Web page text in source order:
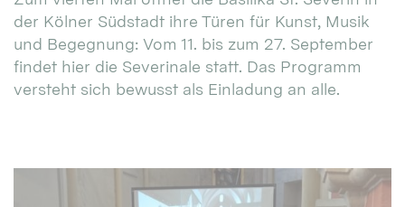
der Kölner Südstadt ihre Türen für Kunst, Musik
und Begegnung: Vom 11. bis zum 27. September
findet hier die Severinale statt. Das Programm
versteht sich bewusst als Einladung an alle.